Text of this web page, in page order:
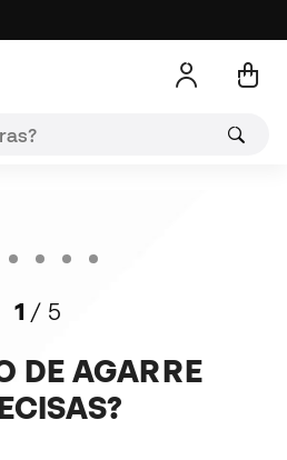
1 / 5
DE AGARRE